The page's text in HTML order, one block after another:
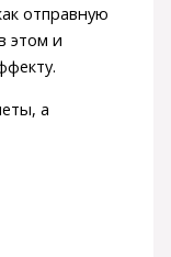
отправную
этом и
а